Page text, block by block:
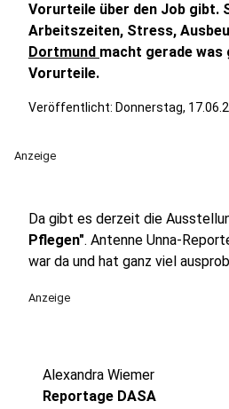
Vorurteile über den Job gibt.
Arbeitszeiten, Stress,
Dortmund macht gerade was
Vorurteile.
Veröffentlicht: Donnerstag,
Anzeige
Da gibt es derzeit die
Pflegen". Antenne Unna-
war da und hat ganz viel
Anzeige
Alexandra Wiemer
Reportage DASA